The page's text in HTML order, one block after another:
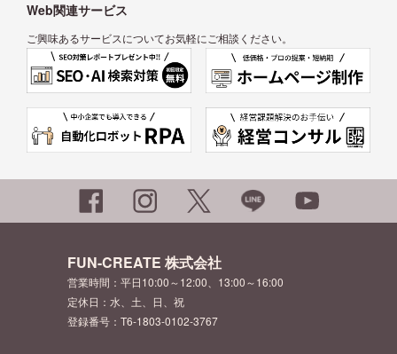
Web関連サービス
ご興味あるサービスについてお気軽にご相談ください。
FUN-CREATE 株式会社
営業時間：平日10:00～12:00、13:00～16:00
定休日：水、土、日、祝
登録番号：T6-1803-0102-3767